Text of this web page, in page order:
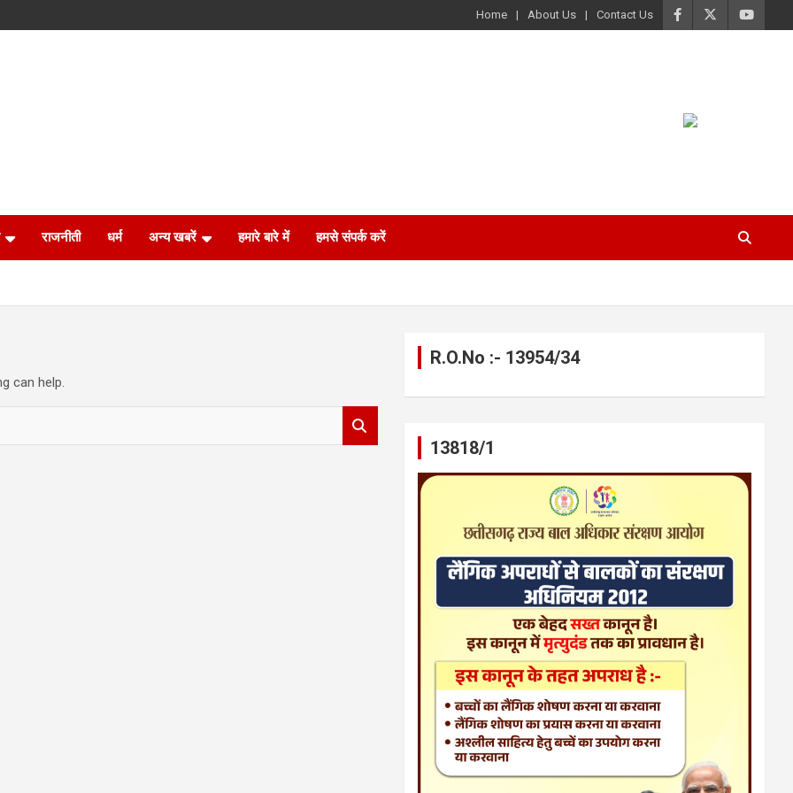
Home About Us Contact Us
राजनीती धर्म अन्य खबरें हमारे बारे में हमसे संपर्क करें
can help.
R.O.No :- 13954/34
13818/1